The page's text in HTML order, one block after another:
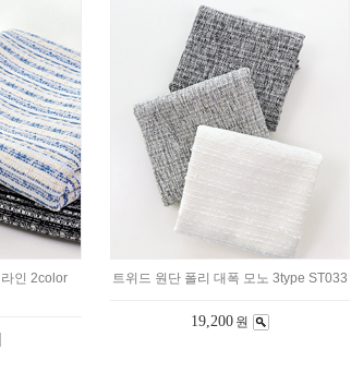
인 2color 트위드 원단 폴리 대폭 모노 3type ST033
19,200 원